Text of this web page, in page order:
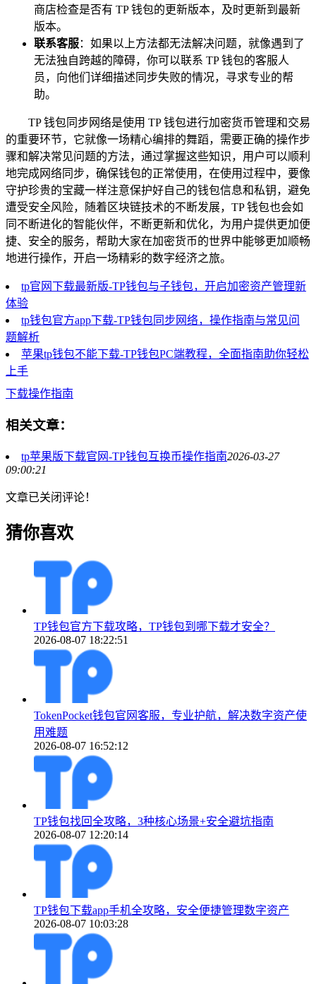
商店检查是否有 TP 钱包的更新版本，及时更新到最新
版本。
联系客服：如果以上方法都无法解决问题，就像遇到了
无法独自跨越的障碍，你可以联系 TP 钱包的客服人
员，向他们详细描述同步失败的情况，寻求专业的帮
助。
TP 钱包同步网络是使用 TP 钱包进行加密货币管理和交易
的重要环节，它就像一场精心编排的舞蹈，需要正确的操作步
骤和解决常见问题的方法，通过掌握这些知识，用户可以顺利
地完成网络同步，确保钱包的正常使用，在使用过程中，要像
守护珍贵的宝藏一样注意保护好自己的钱包信息和私钥，避免
遭受安全风险，随着区块链技术的不断发展，TP 钱包也会如
同不断进化的智能伙伴，不断更新和优化，为用户提供更加便
捷、安全的服务，帮助大家在加密货币的世界中能够更加顺畅
地进行操作，开启一场精彩的数字经济之旅。
tp官网下载最新版-TP钱包与子钱包，开启加密资产管理新
体验
tp钱包官方app下载-TP钱包同步网络，操作指南与常见问
题解析
苹果tp钱包不能下载-TP钱包PC端教程，全面指南助你轻松
上手
下载操作指南
相关文章：
tp苹果版下载官网-TP钱包互换币操作指南2026-03-27
09:00:21
文章已关闭评论！
猜你喜欢
TP钱包官方下载攻略，TP钱包到哪下载才安全？
2026-08-07 18:22:51
TokenPocket钱包官网客服，专业护航，解决数字资产使
用难题
2026-08-07 16:52:12
TP钱包找回全攻略，3种核心场景+安全避坑指南
2026-08-07 12:20:14
TP钱包下载app手机全攻略，安全便捷管理数字资产
2026-08-07 10:03:28